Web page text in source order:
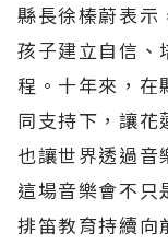
縣長徐榛蔚表示
孩子建立自信、
程。十年來，在
同支持下，讓花
也讓世界透過音
這場音樂會不只
排笛教育持續向